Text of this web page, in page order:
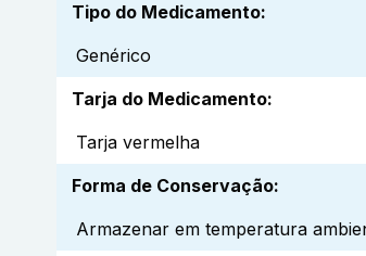
Tipo do Medicamento:
Genérico
Tarja do Medicamento:
Tarja vermelha
Forma de Conservação:
Armazenar em temperatura